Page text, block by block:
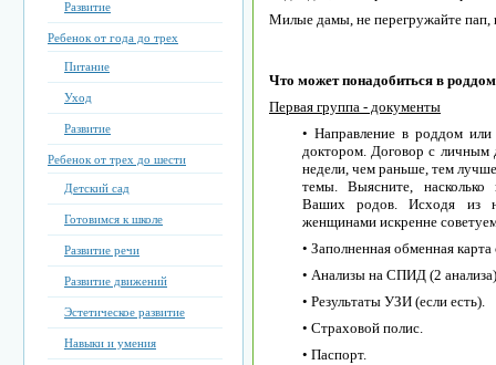
Развитие
Ребенок от года до трех
Питание
Уход
Развитие
Ребенок от трех до шести
Детский сад
Готовимся к школе
Развитие речи
Развитие движений
Эстетическое развитие
Навыки и умения
Милые дамы, не перегружайте пап,
Что может понадобиться в
Первая группа - документы
• Направление в роддом
доктором. Договор с личным
недели, чем раньше, тем
темы. Выясните, насколько
Ваших родов. Исходя из
женщинами искренне
• Заполненная обменная
• Анализы на СПИД (2
• Результаты УЗИ (если есть).
• Страховой полис.
• Паспорт.